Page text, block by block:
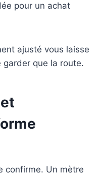
pour un achat
ajusté vous laisse
garder que la route.
confirme. Un mètre